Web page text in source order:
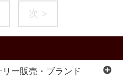
次 >
ー販売・ブランド